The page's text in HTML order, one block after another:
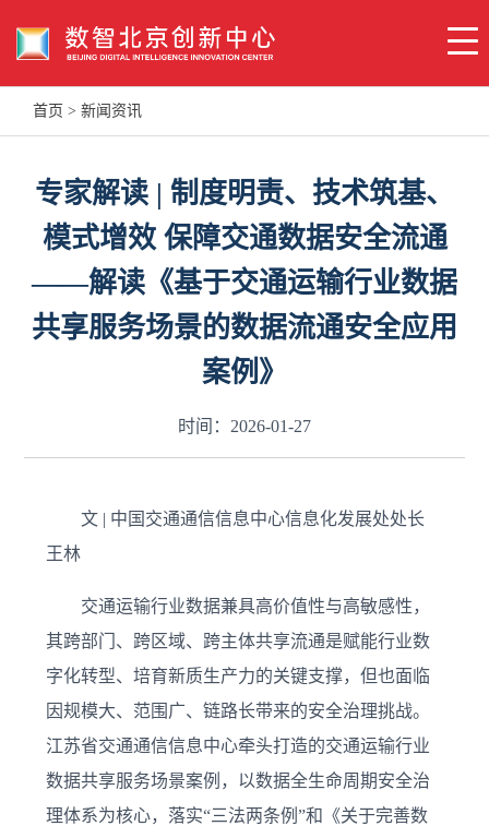
首页 > 新闻资讯
专家解读 | 制度明责、技术筑基、
模式增效 保障交通数据安全流通
——解读《基于交通运输行业数据
共享服务场景的数据流通安全应用
案例》
时间：2026-01-27
文 | 中国交通通信信息中心信息化发展处处长
王林
交通运输行业数据兼具高价值性与高敏感性，
其跨部门、跨区域、跨主体共享流通是赋能行业数
字化转型、培育新质生产力的关键支撑，但也面临
因规模大、范围广、链路长带来的安全治理挑战。
江苏省交通通信信息中心牵头打造的交通运输行业
数据共享服务场景案例，以数据全生命周期安全治
理体系为核心，落实“三法两条例”和《关于完善数